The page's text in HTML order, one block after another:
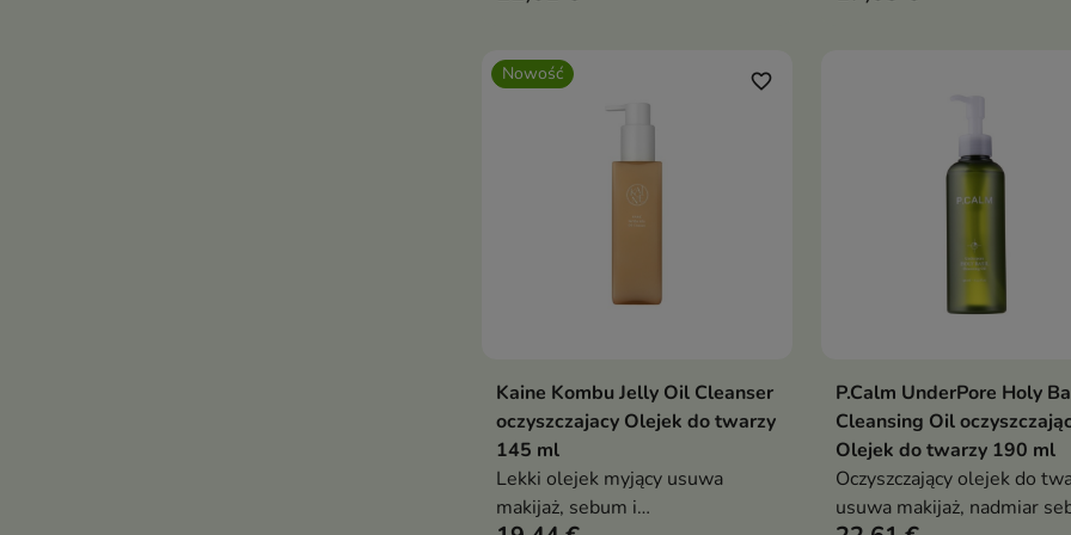
100 ppb i kompleksem
peptydów wspiera elastyczność,
regenerację i komfort skóry
i olejem makadamia nawilża,
odżywia i wspiera barierę
Nowość
Dodaj do koszyka
favorite_border
Kaine Kombu Jelly Oil Cleanser
oczyszczajacy Olejek do twarzy
145 ml
Lekki olejek myjący usuwa
makijaż, sebum i
Dodaj do
P.Calm UnderPore Holy
Cleansing Oil
Olejek do twarzy 190 ml
Oczyszczający olejek do
usuwa makijaż, nadmiar